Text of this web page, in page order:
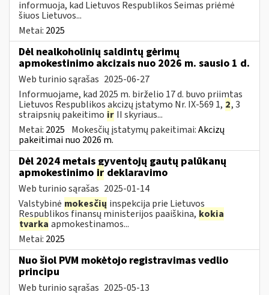
informuoja, kad Lietuvos Respublikos Seimas priėmė
šiuos Lietuvos...
Metai: 2025
Dėl nealkoholinių saldintų gėrimų
apmokestinimo akcizais nuo 2026 m. sausio 1 d.
Web turinio sąrašas 2025-06-27
Informuojame, kad 2025 m. birželio 17 d. buvo priimtas
Lietuvos Respublikos akcizų įstatymo Nr. IX-569 1, 2, 3
straipsnių pakeitimo ir II skyriaus...
Metai: 2025 Mokesčių įstatymų pakeitimai:Akcizų
pakeitimai nuo 2026 m.
Dėl 2024 metais gyventojų gautų palūkanų
apmokestinimo ir deklaravimo
Web turinio sąrašas 2025-01-14
Valstybinė mokesčių inspekcija prie Lietuvos
Respublikos finansų ministerijos paaiškina, kokia
tvarka apmokestinamos...
Metai: 2025
Nuo šiol PVM mokėtojo registravimas vedlio
principu
Web turinio sąrašas 2025-05-13